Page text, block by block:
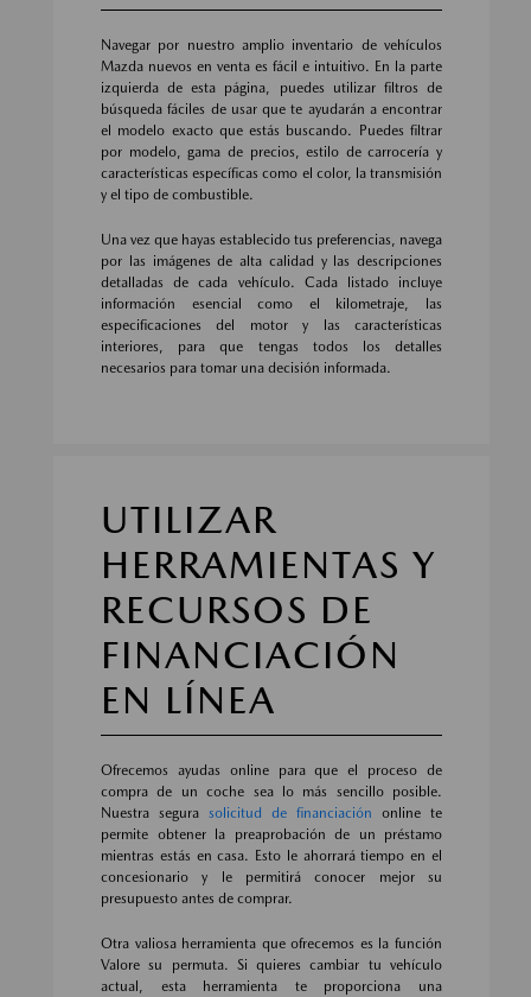
Navegar por nuestro amplio inventario de vehículos
Mazda nuevos en venta es fácil e intuitivo. En la parte
izquierda de esta página, puedes utilizar filtros de
búsqueda fáciles de usar que te ayudarán a encontrar
el modelo exacto que estás buscando. Puedes filtrar
por modelo, gama de precios, estilo de carrocería y
características específicas como el color, la transmisión
y el tipo de combustible.
Una vez que hayas establecido tus preferencias, navega
por las imágenes de alta calidad y las descripciones
detalladas de cada vehículo. Cada listado incluye
información esencial como el kilometraje, las
especificaciones del motor y las características
interiores, para que tengas todos los detalles
necesarios para tomar una decisión informada.
UTILIZAR
HERRAMIENTAS Y
RECURSOS DE
FINANCIACIÓN
EN LÍNEA
Ofrecemos ayudas online para que el proceso de
compra de un coche sea lo más sencillo posible.
Nuestra segura solicitud de financiación online te
permite obtener la preaprobación de un préstamo
mientras estás en casa. Esto le ahorrará tiempo en el
concesionario y le permitirá conocer mejor su
presupuesto antes de comprar.
Otra valiosa herramienta que ofrecemos es la función
Valore su permuta. Si quieres cambiar tu vehículo
actual, esta herramienta te proporciona una